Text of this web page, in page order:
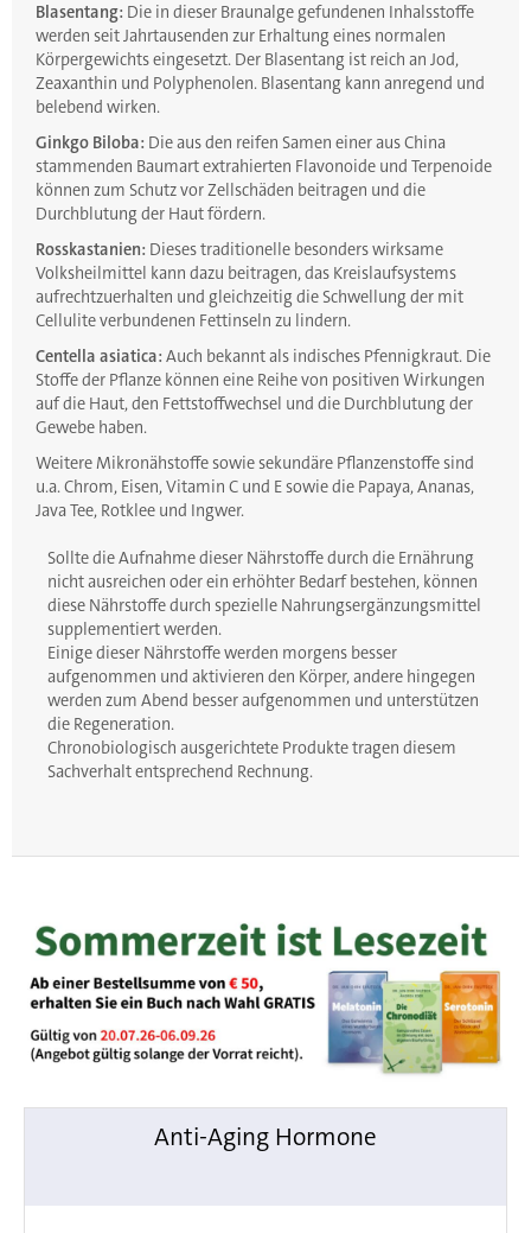
Blasentang: Die in dieser Braunalge gefundenen Inhalsstoffe
werden seit Jahrtausenden zur Erhaltung eines normalen
Körpergewichts eingesetzt. Der Blasentang ist reich an Jod,
Zeaxanthin und Polyphenolen. Blasentang kann anregend und
belebend wirken.
Ginkgo Biloba: Die aus den reifen Samen einer aus China
stammenden Baumart extrahierten Flavonoide und Terpenoide
können zum Schutz vor Zellschäden beitragen und die
Durchblutung der Haut fördern.
Rosskastanien: Dieses traditionelle besonders wirksame
Volksheilmittel kann dazu beitragen, das Kreislaufsystems
aufrechtzuerhalten und gleichzeitig die Schwellung der mit
Cellulite verbundenen Fettinseln zu lindern.
Centella asiatica: Auch bekannt als indisches Pfennigkraut. Die
Stoffe der Pflanze können eine Reihe von positiven Wirkungen
auf die Haut, den Fettstoffwechsel und die Durchblutung der
Gewebe haben.
Weitere Mikronähstoffe sowie sekundäre Pflanzenstoffe sind
u.a. Chrom, Eisen, Vitamin C und E sowie die Papaya, Ananas,
Java Tee, Rotklee und Ingwer.
Sollte die Aufnahme dieser Nährstoffe durch die Ernährung
nicht ausreichen oder ein erhöhter Bedarf bestehen, können
diese Nährstoffe durch spezielle Nahrungsergänzungsmittel
supplementiert werden.
Einige dieser Nährstoffe werden morgens besser
aufgenommen und aktivieren den Körper, andere hingegen
werden zum Abend besser aufgenommen und unterstützen
die Regeneration.
Chronobiologisch ausgerichtete Produkte tragen diesem
Sachverhalt entsprechend Rechnung.
Anti-Aging Hormone